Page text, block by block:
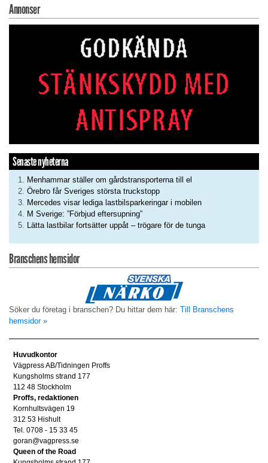
Annonser
Senaste nyheterna
Menhammar ställer om gårdstransporterna till el
Örebro får Sveriges största truckstopp
Mercedes visar lediga lastbilsparkeringar i mobilen
M Sverige: ”Förbjud eftersupning”
Lätta lastbilar fortsätter uppåt – trögare för de tunga
Branschens hemsidor
Söker du företag i branschen? Du hittar dem här: Till Branschens
hemsidor »
Huvudkontor
Vägpress AB/Tidningen Proffs
Kungsholms strand 177
112 48 Stockholm
Proffs, redaktionen
Kornhultsvägen 19
312 53 Hishult
Tel. 0708 - 15 33 45
goran@vagpress.se
Queen of the Road